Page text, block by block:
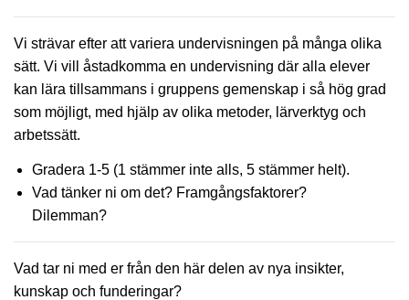
Vi strävar efter att variera undervisningen på många olika
sätt. Vi vill åstadkomma en undervisning där alla elever
kan lära tillsammans i gruppens gemenskap i så hög grad
som möjligt, med hjälp av olika metoder, lärverktyg och
arbetssätt.
Gradera 1-5 (1 stämmer inte alls, 5 stämmer helt).
Vad tänker ni om det? Framgångsfaktorer?
Dilemman?
Vad tar ni med er från den här delen av nya insikter,
kunskap och funderingar?